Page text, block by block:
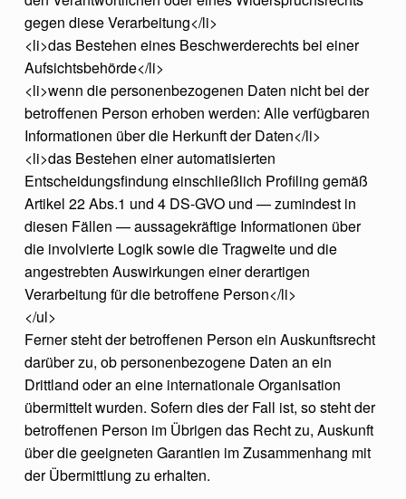
gegen diese Verarbeitung</li>
<li>das Bestehen eines Beschwerderechts bei einer
Aufsichtsbehörde</li>
<li>wenn die personenbezogenen Daten nicht bei der
betroffenen Person erhoben werden: Alle verfügbaren
Informationen über die Herkunft der Daten</li>
<li>das Bestehen einer automatisierten
Entscheidungsfindung einschließlich Profiling gemäß
Artikel 22 Abs.1 und 4 DS-GVO und — zumindest in
diesen Fällen — aussagekräftige Informationen über
die involvierte Logik sowie die Tragweite und die
angestrebten Auswirkungen einer derartigen
Verarbeitung für die betroffene Person</li>
</ul>
Ferner steht der betroffenen Person ein Auskunftsrecht
darüber zu, ob personenbezogene Daten an ein
Drittland oder an eine internationale Organisation
übermittelt wurden. Sofern dies der Fall ist, so steht der
betroffenen Person im Übrigen das Recht zu, Auskunft
über die geeigneten Garantien im Zusammenhang mit
der Übermittlung zu erhalten.